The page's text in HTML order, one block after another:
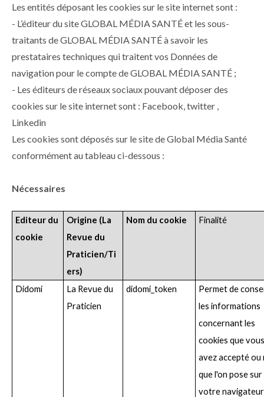
Les entités déposant les cookies sur le site internet sont :
- L’éditeur du site GLOBAL MÉDIA SANTÉ et les sous-
traitants de GLOBAL MÉDIA SANTÉ à savoir les
prestataires techniques qui traitent vos Données de
navigation pour le compte de GLOBAL MÉDIA SANTÉ ;
- Les éditeurs de réseaux sociaux pouvant déposer des
cookies sur le site internet sont : Facebook, twitter ,
Linkedin
Les cookies sont déposés sur le site de Global Média Santé
conformément au tableau ci-dessous :
Nécessaires
Editeur du
cookie
Origine (La
Revue du
Praticien/Ti
ers)
Nom du cookie Finalité
Didomi
La Revue du
Praticien
didomi_token
Permet de
les informations
concernant les
cookies que vous
avez accepté ou
que l'on pose sur
votre navigateur